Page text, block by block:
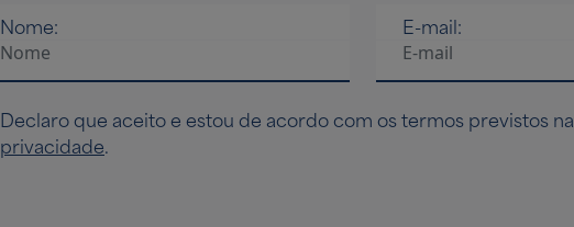
Nome: E-mail:
Declaro que aceito e estou de acordo com os termos previstos na
privacidade.